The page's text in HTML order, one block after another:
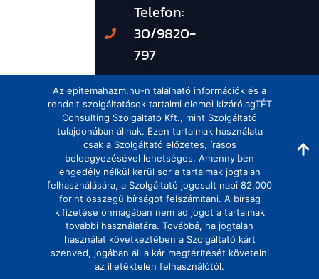
Telefon:
30/9820-
797
Az epitemahazm.hu-n található információk és a
rendelt szolgáltatások tartalmi elemei kizárólagTÉT
Consulting Szolgáltató Kft., mint Szolgáltató
tulajdonában állnak. Ezen tartalmak használata
csak a Szolgáltató előzetes, írásos
beleegyezésével lehetséges. Amennyiben
engedély nélkül kerül sor a tartalmak jogtalan
felhasználására, a Szolgáltató jogosult napi 82.000
forint összegű bírságot felszámítani. A bírság
kifizetése önmagában nem ad jogot a tartalmak
további használatára. Továbbá, ha jogtalan
használat következtében a Szolgáltató kárt
szenved, jogában áll a kár megtérítését követelni
az illetéktelen felhasználótól.